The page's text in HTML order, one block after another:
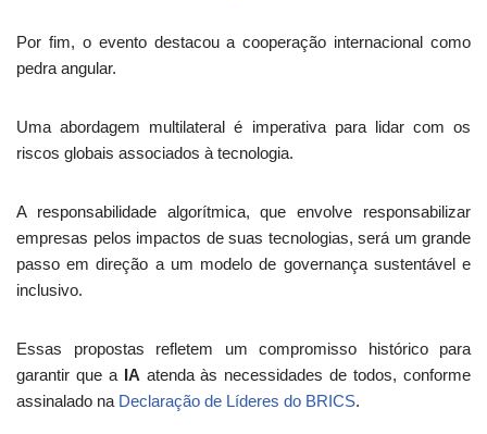
Por fim, o evento destacou a cooperação internacional como
pedra angular.
Uma abordagem multilateral é imperativa para lidar com os
riscos globais associados à tecnologia.
A responsabilidade algorítmica, que envolve responsabilizar
empresas pelos impactos de suas tecnologias, será um grande
passo em direção a um modelo de governança sustentável e
inclusivo.
Essas propostas refletem um compromisso histórico para
garantir que a IA atenda às necessidades de todos, conforme
assinalado na Declaração de Líderes do BRICS.